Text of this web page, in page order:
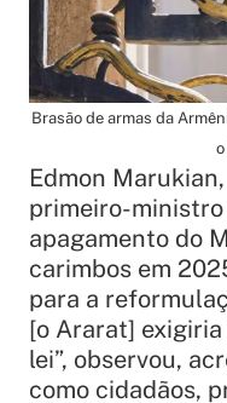
Brasão de armas da
Edmon
primeiro-
apagamento do
carimbos em
para a
[o Ararat]
lei”, observou,
como cidadãos,